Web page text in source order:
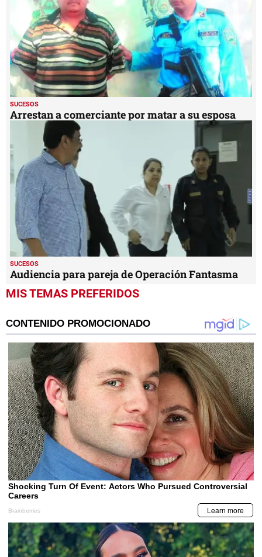
SUCESOS
Arrestan a comerciante por matar a su esposa
SUCESOS
Audiencia para pareja de Operación Fantasma
MIS TEMAS PREFERIDOS